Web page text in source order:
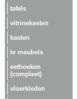
tafels
vitrinekasten
kasten
tv meubels
eethoeken
(compleet)
vloerkleden